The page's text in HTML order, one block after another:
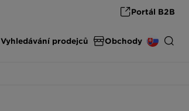
Portál B2B
Vyhledávání prodejců Obchody